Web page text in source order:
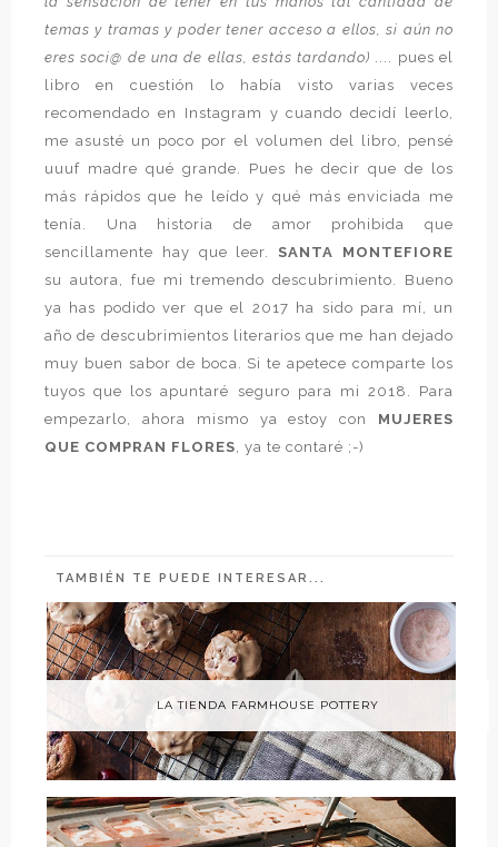
temas y tramas y poder tener acceso a ellos, si aún no
eres soci@ de una de ellas, estás tardando)
.... pues el
libro en cuestión lo había visto varias veces
recomendado en Instagram y cuando decidí leerlo,
me asusté un poco por el volumen del libro, pensé
uuuf madre qué grande. Pues he decir que de los
más rápidos que he leído y qué más enviciada me
tenía. Una historia de amor prohibida que
sencillamente hay que leer.SANTA MONTEFIORE
su autora, fue mi tremendo descubrimiento. Bueno
ya has podido ver que el 2017 ha sido para mí, un
año de descubrimientos literarios que me han dejado
muy buen sabor de boca. Si te apetece comparte los
tuyos que los apuntaré seguro para mi 2018. Para
empezarlo, ahora mismo ya estoy con MUJERES
QUE COMPRAN FLORES , ya te contaré ;-)
TAMBIÉN TE PUEDE INTERESAR...
LA TIENDA FARMHOUSE POTTERY